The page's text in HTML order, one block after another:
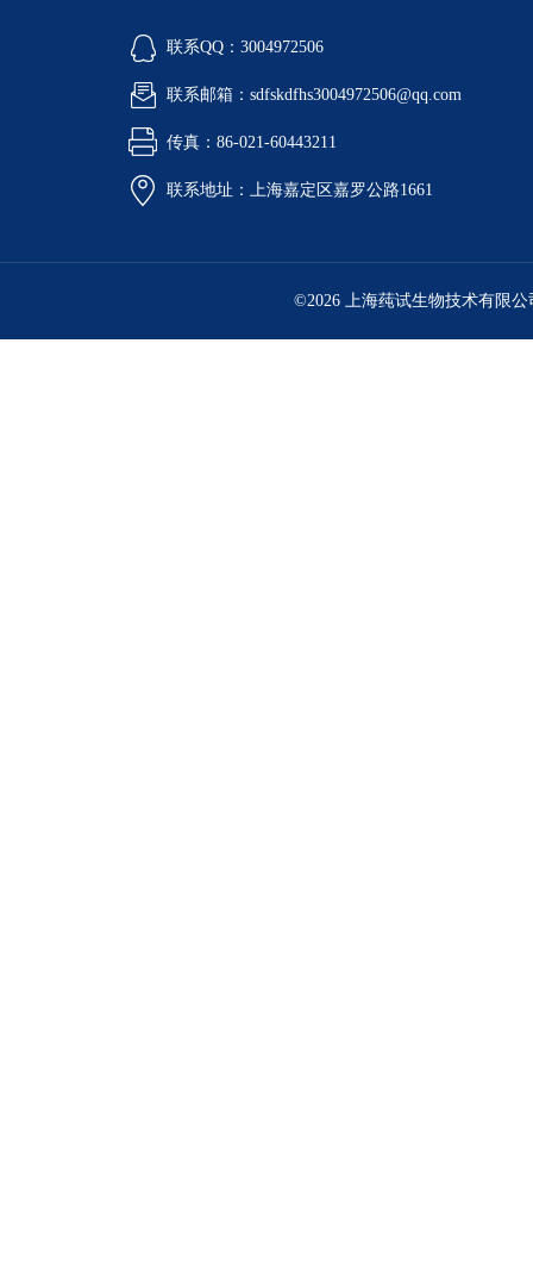
联系QQ：3004972506
联系邮箱：sdfskdfhs3004972506@qq.com
传真：86-021-60443211
联系地址：上海嘉定区嘉罗公路1661
©2026 上海莼试生物技术有限